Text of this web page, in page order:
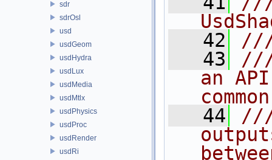
sdr
sdrOsl
usd
usdGeom
usdHydra
usdLux
usdMedia
usdMtlx
usdPhysics
usdProc
usdRender
usdRi
   42
   43
///
an
common
   44
///